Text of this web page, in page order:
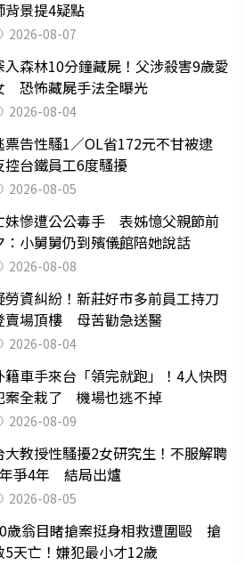
背景提4疑點
2026-08-07
入森林10分鐘藏屍！父涉殺害9歲愛
恐怖藏屍手法全曝光
2026-08-04
票告性騷1／OL省172元不甘被逮
控台鐵員工6度騷擾
2026-08-05
妹慘遭公公毒手 表姊憶父親節前
：小舅舅仍到殯儀館陪她說話
2026-08-08
勞資糾紛！新莊好市多前員工持刀
賣場頂樓 母苦勸急送醫
2026-08-04
籍車手來台「領完就跑」！4人快閃
案全栽了 機場也逃不掉
2026-08-09
大教授性騷擾2女研究生！不服解聘
爭4年 結局出爐
2026-08-05
歲翁目睹搶案挺身相救遭圍毆 搶
5天亡！嫌犯最小才12歲